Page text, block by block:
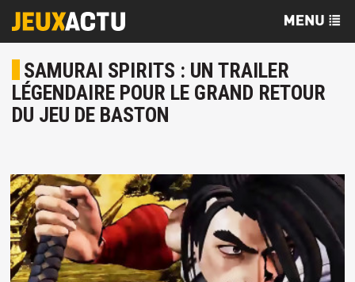
SAMURAI SPIRITS : UN TRAILER
LÉGENDAIRE POUR LE GRAND RETOUR
DU JEU DE BASTON